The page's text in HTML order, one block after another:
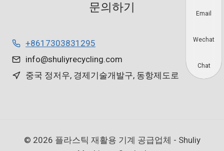
문의하기
+8617303831295
info@shuliyrecycling.com
중국 정저우, 경제기술개발구, 동항제도로
© 2026 플라스틱 재활용 기계 공급업체 - Shuliy
Email
Wechat
Chat